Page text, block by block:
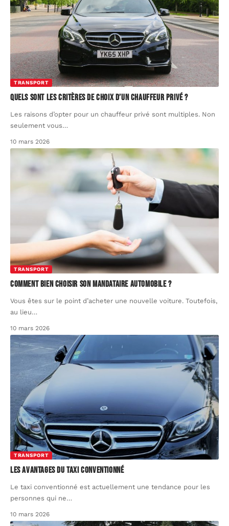
TRANSPORT
Quels sont les critères de choix d’un chauffeur privé ?
Les raisons d’opter pour un chauffeur privé sont multiples. Non
seulement vous…
10 mars 2026
TRANSPORT
Comment bien choisir son mandataire automobile ?
Vous êtes sur le point d’acheter une nouvelle voiture. Toutefois,
au lieu…
10 mars 2026
TRANSPORT
Les avantages du taxi conventionné
Le taxi conventionné est actuellement une tendance pour les
personnes qui ne…
10 mars 2026